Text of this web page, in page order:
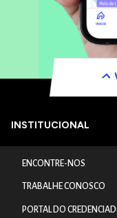
INSTITUCIONAL
ENCONTRE-NOS
TRABALHE CONOSCO
PORTAL DO